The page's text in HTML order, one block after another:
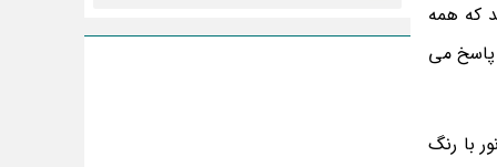
می باشد که همه
ها به نور پاسخ می
با رنگ